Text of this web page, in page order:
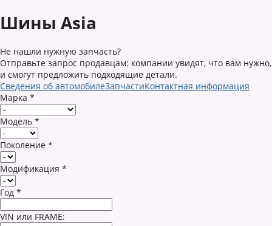
Шины Asia
Не нашли нужную запчасть?
Отправьте запрос продавцам: компании увидят, что вам нужно,
и смогут предложить подходящие детали.
Сведения об автомобилеЗапчастиКонтактная информация
Марка *
Модель *
Поколение *
Модификация *
Год *
VIN или FRAME: